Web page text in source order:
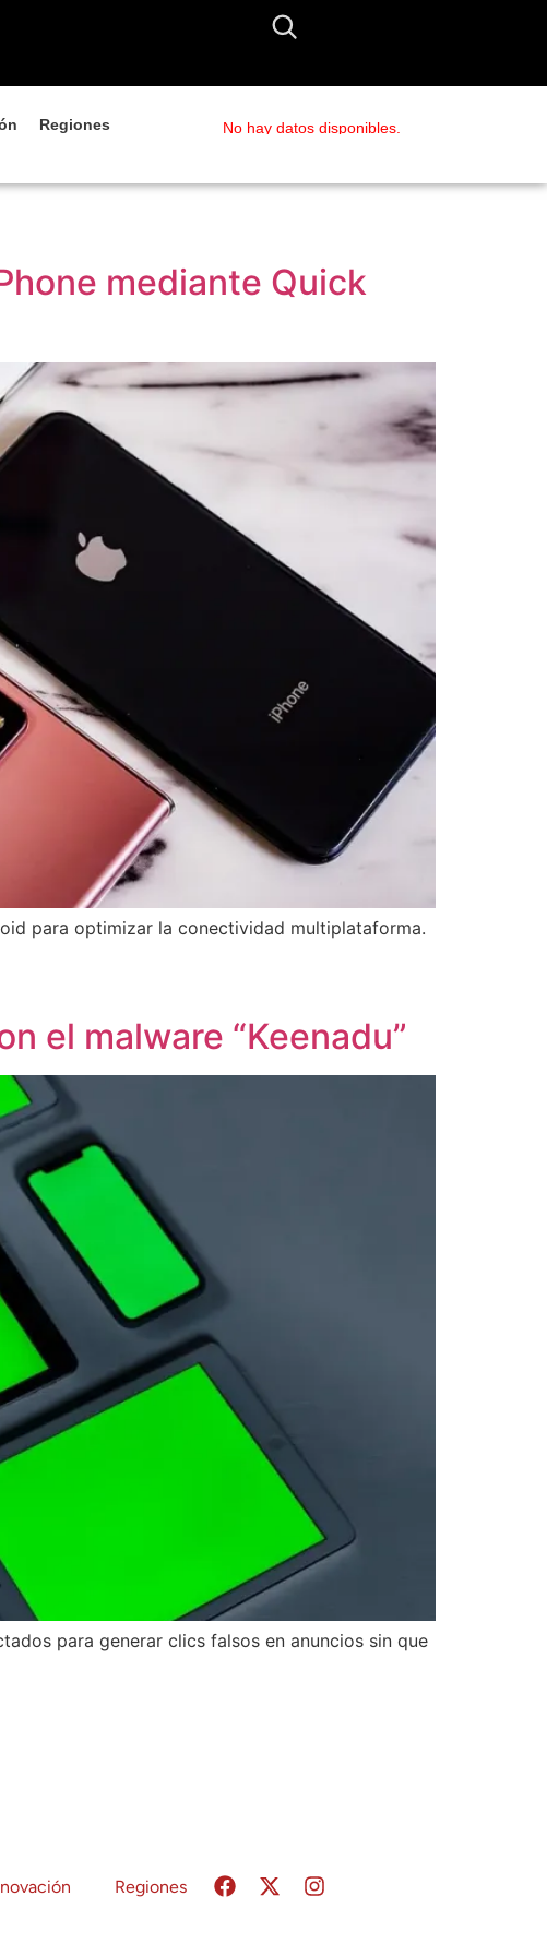
Regiones No hay datos disponibles.
mediante Quick
para optimizar la conectividad multiplataforma.
el malware “Keenadu”
para generar clics falsos en anuncios sin que
Regiones